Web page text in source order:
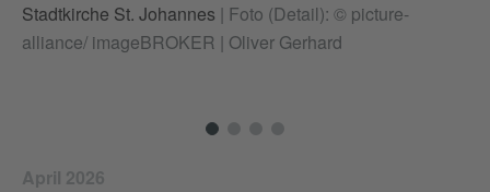
Stadtkirche St. Johannes | Foto (Detail): © picture-
alliance/ imageBROKER | Oliver Gerhard
April 2026